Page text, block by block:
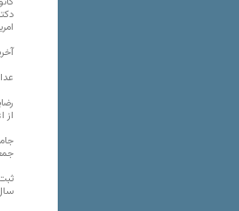
از
سال ۲۰۲۶ به دست‌کم